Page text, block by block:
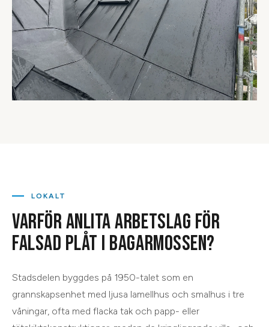
LOKALT
VARFÖR ANLITA ARBETSLAG FÖR
FALSAD PLÅT I BAGARMOSSEN?
Stadsdelen byggdes på 1950-talet som en
grannskapsenhet med ljusa lamellhus och smalhus i tre
våningar, ofta med flacka tak och papp- eller